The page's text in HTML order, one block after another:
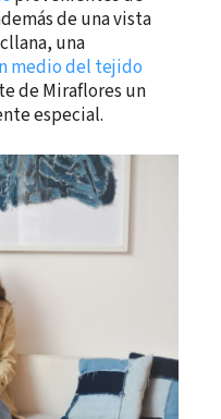
de una vista
una
medio del tejido
de Miraflores un
especial.